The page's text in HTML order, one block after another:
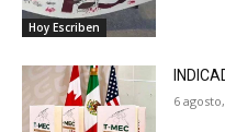
Hoy Escriben
6